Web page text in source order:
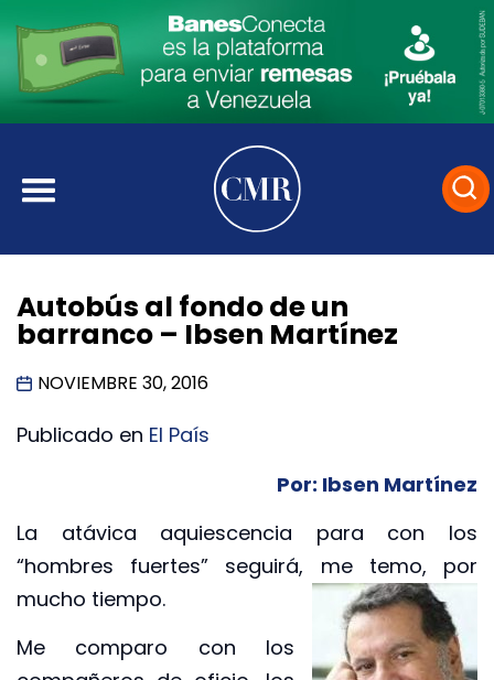
Autobús al fondo de un
barranco – Ibsen Martínez
NOVIEMBRE 30, 2016
Publicado en El País
Por: Ibsen Martínez
La atávica aquiescencia para con los
“hombres fuertes” seguirá, metemo, por
mucho tiempo.
Me comparo con los